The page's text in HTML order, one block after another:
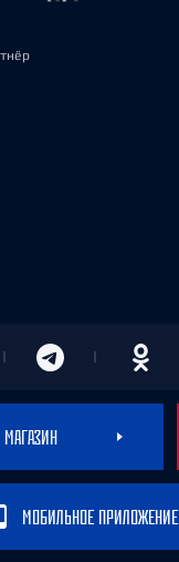
МАГАЗИН
МОБИЛЬНОЕ ПРИЛОЖЕНИЕ